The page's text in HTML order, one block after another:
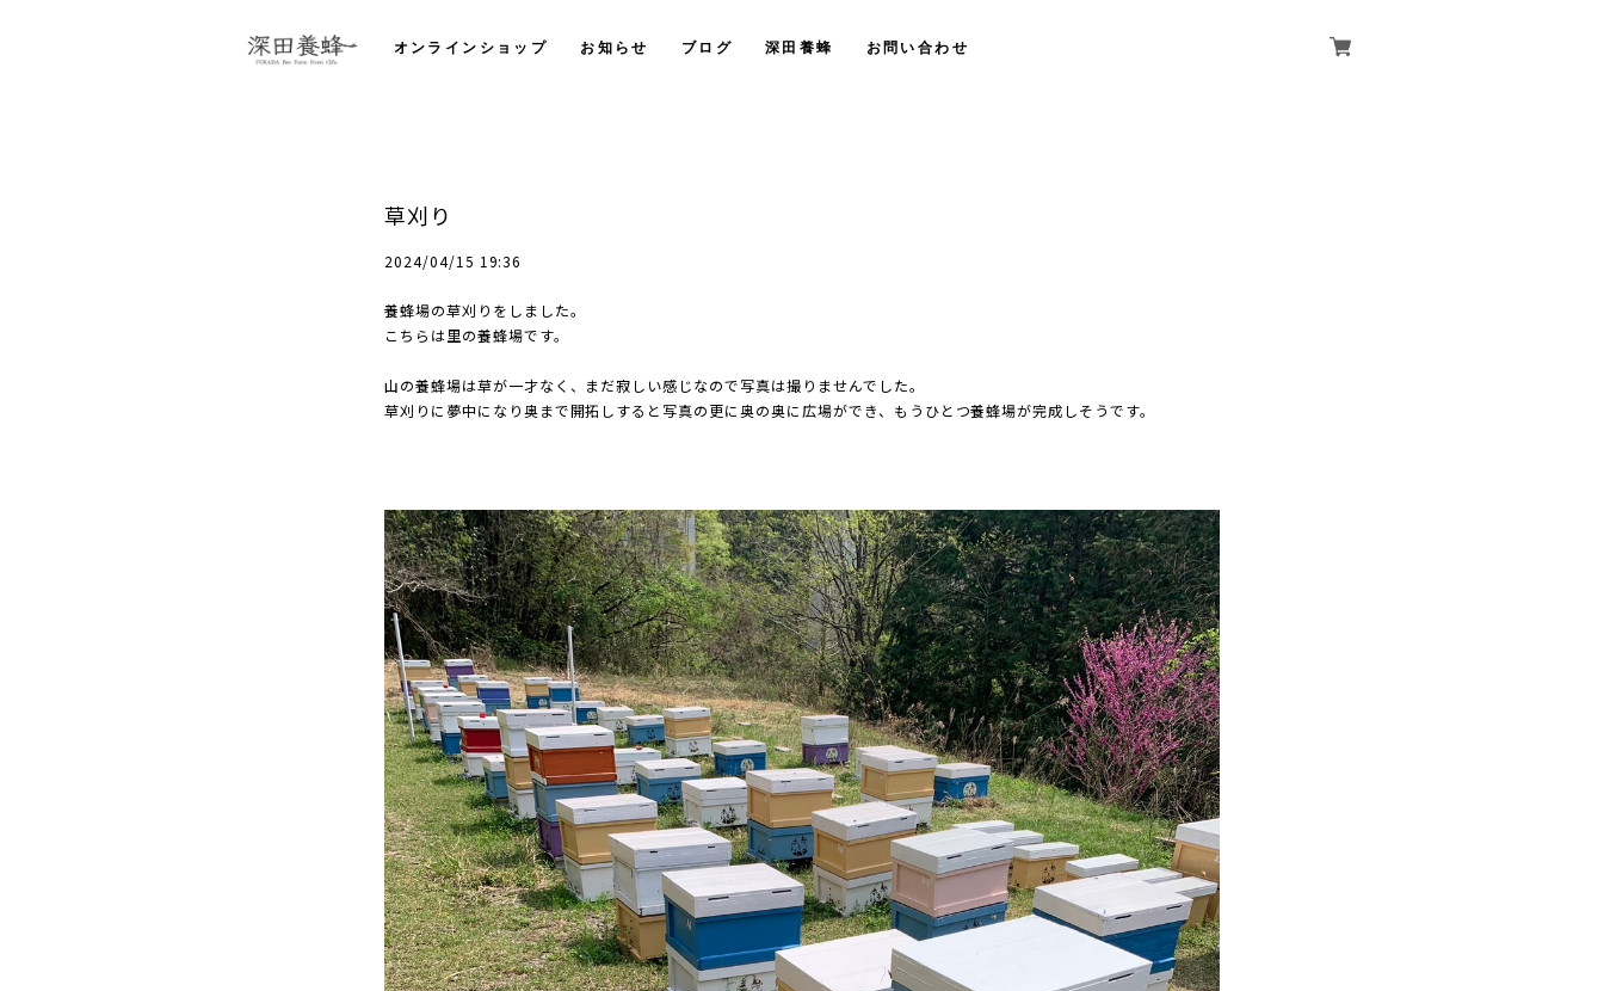
オンラインショップ お知らせ ブログ 深田養蜂 お問い合わせ
草刈り
2024/04/15 19:36
養蜂場の草刈りをしました。
こちらは里の養蜂場です。
山の養蜂場は草が一才なく、まだ寂しい感じなので写真は撮りませんでした。
草刈りに夢中になり奥まで開拓しすると写真の更に奥の奥に広場ができ、もうひとつ養蜂場が完成しそうです。